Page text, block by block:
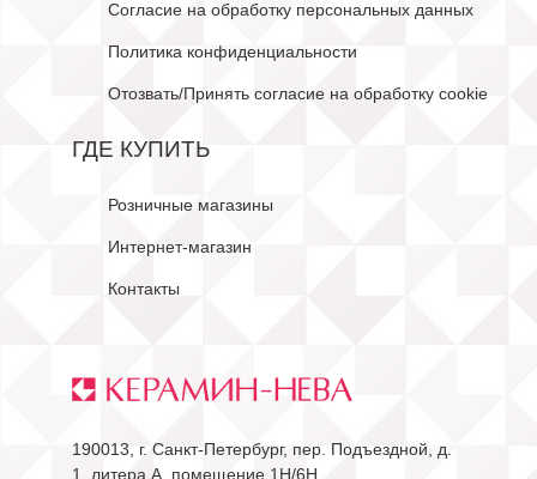
Согласие на обработку персональных данных
Политика конфиденциальности
Отозвать/Принять согласие на обработку cookie
ГДЕ КУПИТЬ
Розничные магазины
Интернет-магазин
Контакты
190013, г. Санкт-Петербург, пер. Подъездной, д.
1, литера А, помещение 1Н/6Н